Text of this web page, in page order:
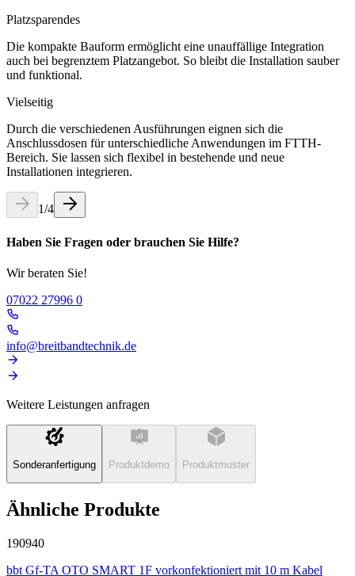
Platzsparendes
Die kompakte Bauform ermöglicht eine unauffällige Integration
auch bei begrenztem Platzangebot. So bleibt die Installation sauber
und funktional.
Vielseitig
Durch die verschiedenen Ausführungen eignen sich die
Anschlussdosen für unterschiedliche Anwendungen im FTTH-
Bereich. Sie lassen sich flexibel in bestehende und neue
Installationen integrieren.
1/4
Haben Sie Fragen oder brauchen Sie Hilfe?
Wir beraten Sie!
07022 27996 0
info@breitbandtechnik.de
Weitere Leistungen anfragen
Sonderanfertigung Produktdemo Produktmuster
Ähnliche Produkte
190940
bbt Gf-TA OTO SMART 1F vorkonfektioniert mit 10 m Kabel